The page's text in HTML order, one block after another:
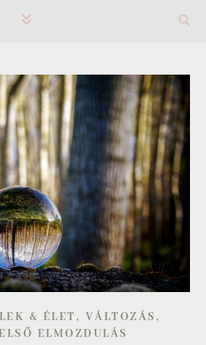
& ÉLET , VÁLTOZÁS,
ELMOZDULÁS